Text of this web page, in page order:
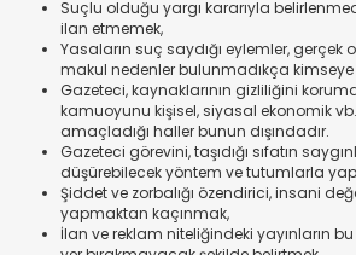
Suçlu olduğu yargı kararıyla
ilan etmemek,
Yasaların suç saydığı eylemler, gerçek
makul nedenler bulunmadıkça
Gazeteci, kaynaklarının gizliliğini
kamuoyunu kişisel, siyasal ekonomik
amaçladığı haller bunun dışındadır.
Gazeteci görevini, taşıdığı sıfatın
düşürebilecek yöntem ve tutumlarla
Şiddet ve zorbalığı özendirici, insani
yapmaktan kaçınmak,
İlan ve reklam niteliğindeki yayınların